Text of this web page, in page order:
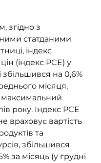
згідно з
статданими
індекс
(індекс PCE) у
збільшився на 0,6%
місяця,
року. Індекс PCE
враховує вартість
та
збільшився
за місяць (у грудні